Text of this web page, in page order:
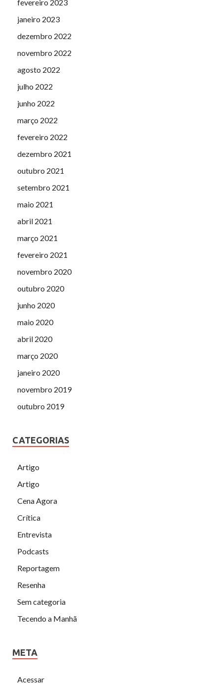
fevereiro 2023
janeiro 2023
dezembro 2022
novembro 2022
agosto 2022
julho 2022
junho 2022
março 2022
fevereiro 2022
dezembro 2021
outubro 2021
setembro 2021
maio 2021
abril 2021
março 2021
fevereiro 2021
novembro 2020
outubro 2020
junho 2020
maio 2020
abril 2020
março 2020
janeiro 2020
novembro 2019
outubro 2019
CATEGORIAS
Artigo
Artigo
Cena Agora
Crítica
Entrevista
Podcasts
Reportagem
Resenha
Sem categoria
Tecendo a Manhã
META
Acessar